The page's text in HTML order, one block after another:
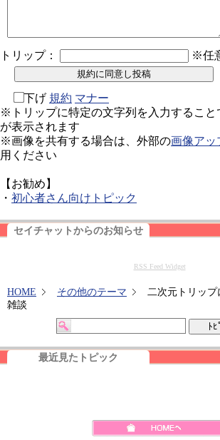
トリップ： ※任
下げ 規約 マナー
※トリップに特定の文字列を入力すること
が表示されます
※画像を共有する場合は、外部の画像アッ
用ください
【お勧め】
・ 初心者さん向けトピック
セイチャットからのお知らせ
RSS Feed Widget
HOME その他のテーマ
二次元トリップ
雑談
最近見たトピック